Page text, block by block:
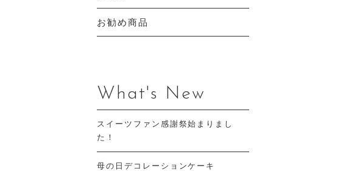
お勧め商品
What's New
スイーツファン感謝祭始まりまし
た！
母の日デコレーションケーキ